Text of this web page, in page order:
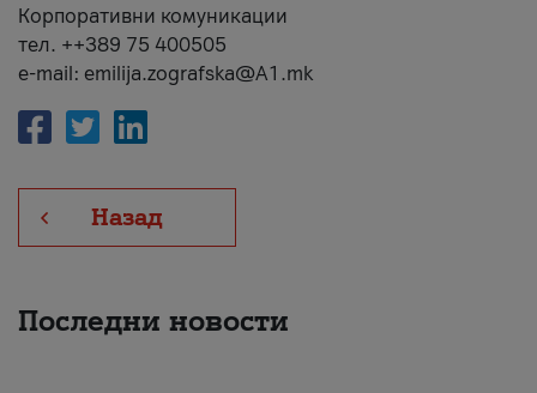
Корпоративни комуникации
тел. ++389 75 400505
e-mail: emilija.zografska@A1.mk
Назад
Последни новости